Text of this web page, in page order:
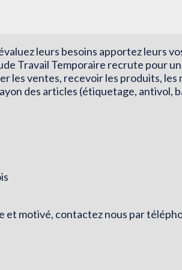
leurs besoins apportez leurs
Travail Temporaire recrute pour
les ventes, recevoir les produits,
des articles (étiquetage, antivol,
et motivé, contactez nous par